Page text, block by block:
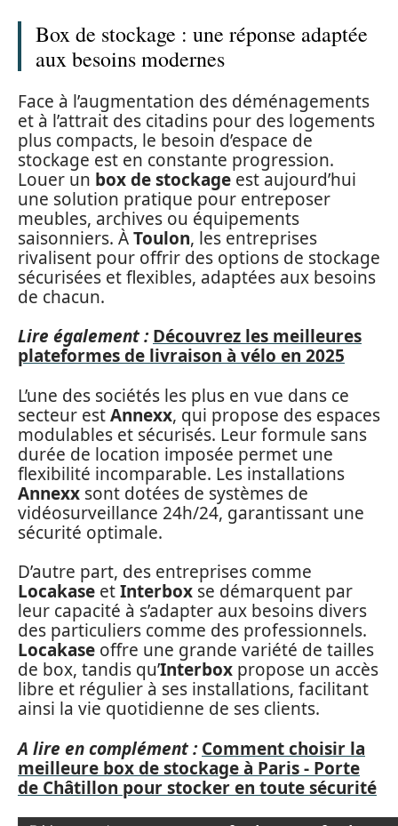
Box de stockage : une réponse adaptée
aux besoins modernes
Face à l’augmentation des déménagements
et à l’attrait des citadins pour des logements
plus compacts, le besoin d’espace de
stockage est en constante progression.
Louer un box de stockage est aujourd’hui
une solution pratique pour entreposer
meubles, archives ou équipements
saisonniers. ÀToulon, les entreprises
rivalisent pour offrir des options de stockage
sécurisées et flexibles, adaptées aux besoins
de chacun.
Lire également : Découvrez les meilleures
plateformes de livraison à vélo en 2025
L’une des sociétés les plus en vue dans ce
secteur estAnnexx, qui propose des espaces
modulables et sécurisés. Leur formule sans
durée de location imposée permet une
flexibilité incomparable. Les installations
Annexx sont dotées de systèmes de
vidéosurveillance 24h/24, garantissant une
sécurité optimale.
D’autre part, des entreprises comme
Locakase etInterbox se démarquent par
leur capacité à s’adapter aux besoins divers
des particuliers comme des professionnels.
Locakase offre une grande variété de tailles
de box, tandis qu’Interbox propose un accès
libre et régulier à ses installations, facilitant
ainsi la vie quotidienne de ses clients.
A lire en complément : Comment choisir la
meilleure box de stockage à Paris - Porte
de Châtillon pour stocker en toute sécurité